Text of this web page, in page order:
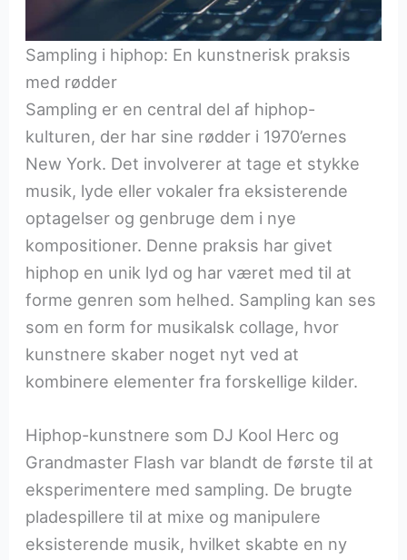
Sampling i hiphop: En kunstnerisk praksis
med rødder
Sampling er en central del af hiphop-
kulturen, der har sine rødder i 1970’ernes
New York. Det involverer at tage et stykke
musik, lyde eller vokaler fra eksisterende
optagelser og genbruge dem i nye
kompositioner. Denne praksis har givet
hiphop en unik lyd og har været med til at
forme genren som helhed. Sampling kan ses
som en form for musikalsk collage, hvor
kunstnere skaber noget nyt ved at
kombinere elementer fra forskellige kilder.
Hiphop-kunstnere som DJ Kool Herc og
Grandmaster Flash var blandt de første til at
eksperimentere med sampling. De brugte
pladespillere til at mixe og manipulere
eksisterende musik, hvilket skabte en ny